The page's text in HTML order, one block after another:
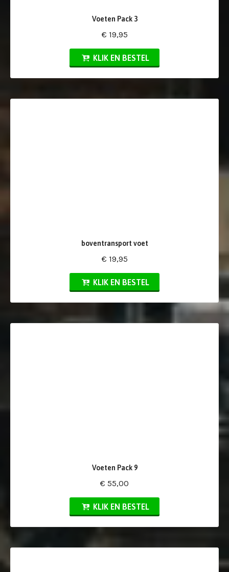
Voeten Pack 3
€ 19,95
KLIK EN BESTEL
boventransport voet
€ 19,95
KLIK EN BESTEL
Voeten Pack 9
€ 55,00
KLIK EN BESTEL